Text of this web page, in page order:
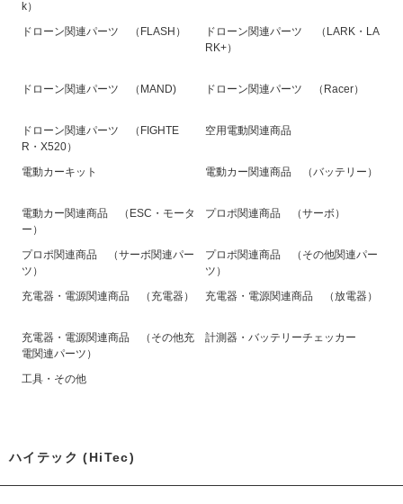
k）
ドローン関連パーツ （FLASH）
ドローン関連パーツ （LARK・LA
RK+）
ドローン関連パーツ （MAND) ドローン関連パーツ （Racer）
ドローン関連パーツ （FIGHTE
R・X520）
空用電動関連商品
電動カーキット 電動カー関連商品 （バッテリー）
電動カー関連商品 （ESC・モータ
ー）
プロポ関連商品 （サーボ）
プロポ関連商品 （サーボ関連パー
ツ）
プロポ関連商品 （その他関連パー
ツ）
充電器・電源関連商品 （充電器）
充電器・電源関連商品 （放電器）
充電器・電源関連商品 （その他充
電関連パーツ）
計測器・バッテリーチェッカー
工具・その他
ハイテック (HiTec)